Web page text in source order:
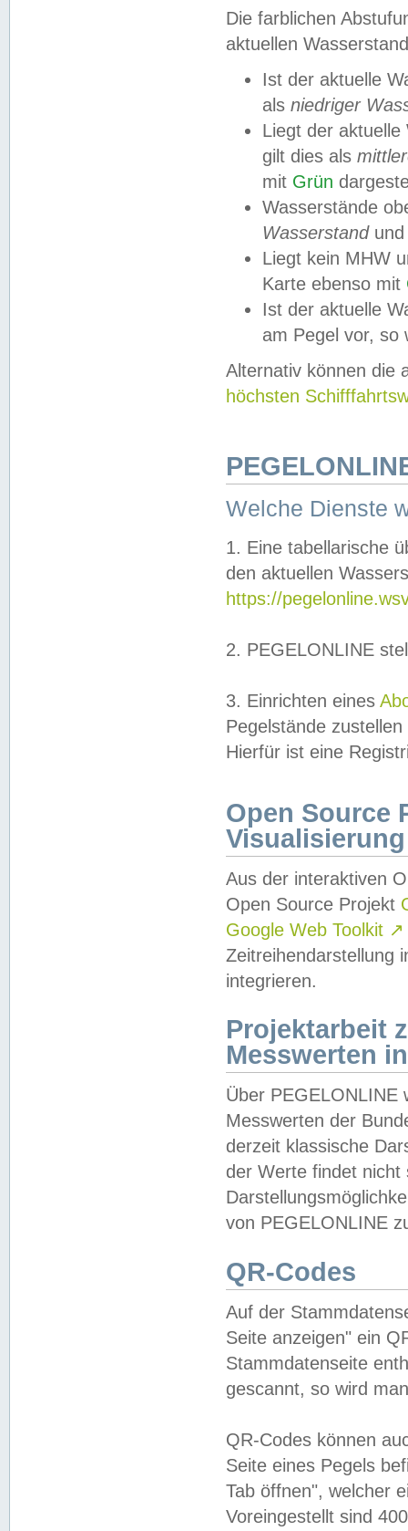
Die farblichen
aktuellen
Ist der aktuelle
als niedriger
Liegt der
gilt dies als
mit Grün
Wasserstände
Wasserstandund
Liegt kein MHW
Karte ebenso mit
Ist der aktuelle
am Pegel vor,
Alternativ können die
höchsten
Welche Dienste
1. Eine tabellarische
den aktuellen
https://
2. PEGELONLINE
3. Einrichten eines
Pegelstände
Hierfür ist eine
Open Source
Visualisierung
Aus der interaktiven
Open Source Projekt
Google Web Toolkit ↗
Zeitreihendarstellung
integrieren.
Projektarbeit
Messwerten
Über PEGELONLINE
Messwerten der
derzeit klassische
der Werte findet
von PEGELONLINE
QR-Codes
Auf der
Seite anzeigen" ein
Stammdatenseite
gescannt, so wird
QR-Codes können
Seite eines Pegels
Tab öffnen", welcher
Voreingestellt sind